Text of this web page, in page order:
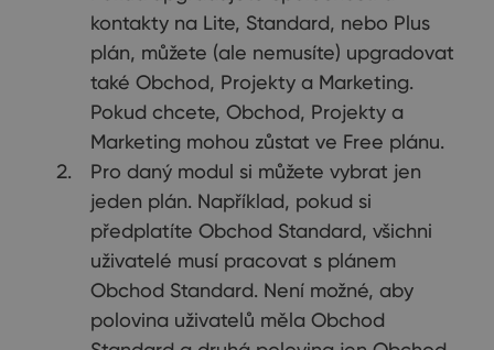
kontakty na Lite, Standard, nebo Plus
plán, můžete (ale nemusíte) upgradovat
také Obchod, Projekty a Marketing.
Pokud chcete, Obchod, Projekty a
Marketing mohou zůstat ve Free plánu.
Pro daný modul si můžete vybrat jen
jeden plán. Například, pokud si
předplatíte Obchod Standard, všichni
uživatelé musí pracovat s plánem
Obchod Standard. Není možné, aby
polovina uživatelů měla Obchod